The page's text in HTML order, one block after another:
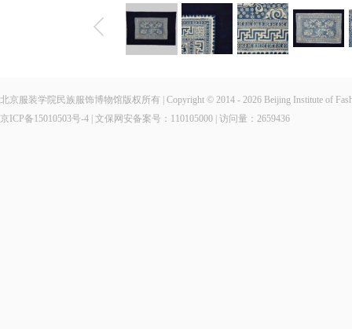
北京服装学院民族服饰博物馆版权所有 | Copyright © 2014 - 2026 Beijing Institute of
京ICP备15010503号-4 | 文保网安备案号：110105000 | 访问量： 2659436